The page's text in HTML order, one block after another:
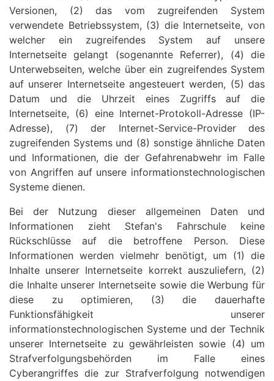
Versionen, (2) das vom zugreifenden System
verwendete Betriebssystem, (3) die Internetseite, von
welcher ein zugreifendes System auf unsere
Internetseite gelangt (sogenannte Referrer), (4) die
Unterwebseiten, welche über ein zugreifendes System
auf unserer Internetseite angesteuert werden, (5) das
Datum und die Uhrzeit eines Zugriffs auf die
Internetseite, (6) eine Internet-Protokoll-Adresse (IP-
Adresse), (7) der Internet-Service-Provider des
zugreifenden Systems und (8) sonstige ähnliche Daten
und Informationen, die der Gefahrenabwehr im Falle
von Angriffen auf unsere informationstechnologischen
Systeme dienen.
Bei der Nutzung dieser allgemeinen Daten und
Informationen zieht Stefan's Fahrschule keine
Rückschlüsse auf die betroffene Person. Diese
Informationen werden vielmehr benötigt, um (1) die
Inhalte unserer Internetseite korrekt auszuliefern, (2)
die Inhalte unserer Internetseite sowie die Werbung für
diese zu optimieren, (3) die dauerhafte
Funktionsfähigkeit unserer
informationstechnologischen Systeme und der Technik
unserer Internetseite zu gewährleisten sowie (4) um
Strafverfolgungsbehörden im Falle eines
Cyberangriffes die zur Strafverfolgung notwendigen